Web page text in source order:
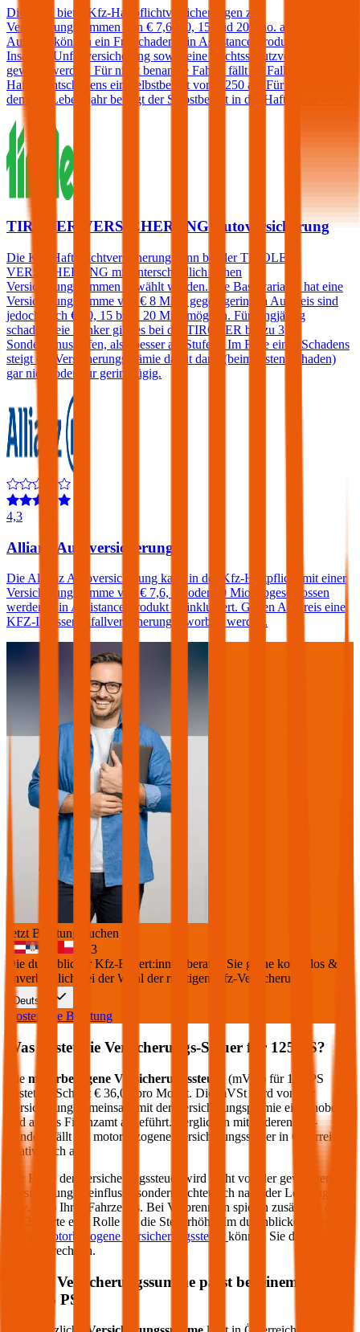
Die VAV bietet Kfz-Haftpflichtversicherungen zu
Versicherungssummen von € 7,6, 10, 15 und 20 Mio. an. Gegen
Aufpreis können ein Freischaden, ein Assistance-Produkt, eine
Insassen-Unfallversicherung sowie eine Rechtsschutzversicherung
gewählt werden. Für nicht benannte Fahrer fällt im Falle eines
Haftpflichtschadens ein Selbstbehalt von € 250 an. Für Fahrer unter
dem 23. Lebensjahr beträgt der Selbstbehalt in der Haftpflicht 400€.
TIROLER VERSICHERUNG Autoversicherung
Die Kfz-Haftpflichtversicherung kann bei der TIROLER
VERSICHERUNG mit unterschiedlich hohen
Versicherungssummen gewählt werden. Die Basisvariante hat eine
Versicherungssumme von € 8 Mio., gegen geringen Aufpreis sind
jedoch auch € 10, 15 bzw. 20 Mio. möglich. Für langjährig
schadenfreie Lenker gibt es bei der TIROLER bis zu 3
Sonderbonusstufen, also besser als Stufe 0. Im Falle eines Schadens
steigt die Versicherungsprämie damit dann (beim ersten Schaden)
gar nicht oder nur geringfügig.
4,3
Allianz Autoversicherung
Die Allianz Autoversicherung kann in der Kfz-Haftpflicht mit einer
Versicherungssumme von € 7,6, 15 oder 30 Mio. abgeschlossen
werden. Ein Assistance-Produkt ist inkludiert. Gegen Aufpreis eine
KFZ-Insassenunfallversicherung erworben werden.
Jetzt Beratung buchen
+3
Die durchblicker Kfz-Expert:innen beraten Sie gerne kostenlos &
unverbindlich bei der Wahl der richtigen Kfz-Versicherung.
Deutsch
Kostenlose Beratung
Was kostet die Versicherungs-Steuer für 125 PS?
Die motorbezogene Versicherungssteuer (mVSt) für 125
PS
kostet im Schnitt € 36,00
pro Monat. Die mVSt wird von der
Versicherung gemeinsam mit der Versicherungsprämie eingehoben
und an das Finanzamt abgeführt. Verglichen mit anderen EU-
Ländern fällt die motorbezogene Versicherungssteuer in Österreich
relativ hoch aus.
Die Höhe der Versicherungssteuer wird nicht von der gewählten
Versicherung beeinflusst, sondern richtet sich nach der Leistung (PS
bzw. kW) Ihres Fahrzeugs. Bei Verbrennern spielen zusätzlich die
CO2-Werte eine Rolle für die Steuerhöhe. Im durchblicker Rechner
motorbezogene Versicherungssteuer können Sie die Steuer
genau berechnen.
Welche Versicherungssumme passt bei einem PKW
125 PS?